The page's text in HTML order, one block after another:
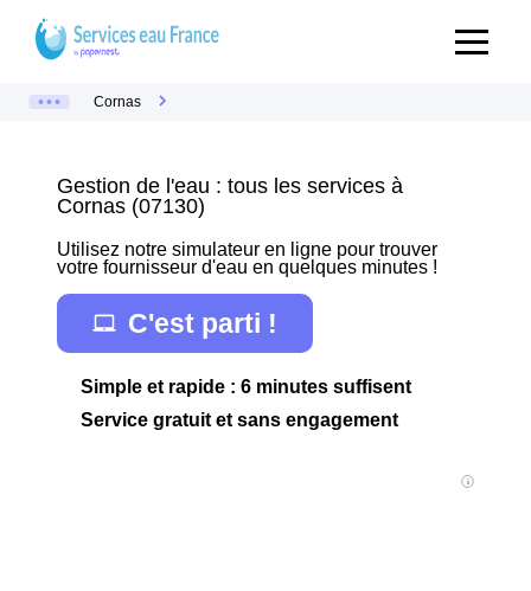
Cornas
Gestion de l'eau : tous les services à
Cornas (07130)
Utilisez notre simulateur en ligne pour trouver
votre fournisseur d'eau en quelques minutes !
C'est parti !
Simple et rapide : 6 minutes suffisent
Service gratuit et sans engagement